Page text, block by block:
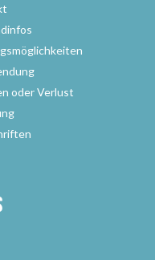
oder Verlust